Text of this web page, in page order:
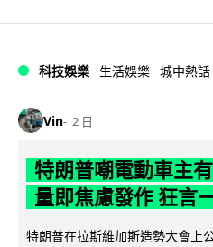
科技娛樂 生活娛樂 城中熱話
Vin 2 日
特朗普嘲電動車主
量即焦慮發作 狂言
特朗普在拉斯維加斯造勢大會上